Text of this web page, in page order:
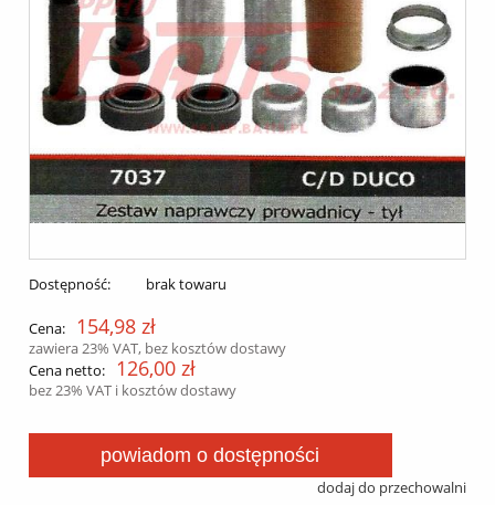
Dostępność: brak towaru
Cena: 154,98 zł
zawiera 23% VAT, bez kosztów dostawy
Cena netto:
126,00 zł
bez 23% VAT i kosztów dostawy
powiadom o dostępności
dodaj do przechowalni